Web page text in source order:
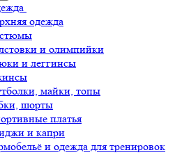
одежда
и олимпийки
и леггинсы
майки, топы
шорты
платья
и капри
и одежда для тренировок